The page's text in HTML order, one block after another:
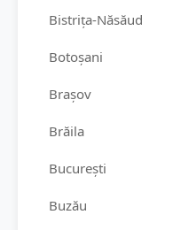
Bistrița-Năsăud
Botoșani
Brașov
Brăila
București
Buzău